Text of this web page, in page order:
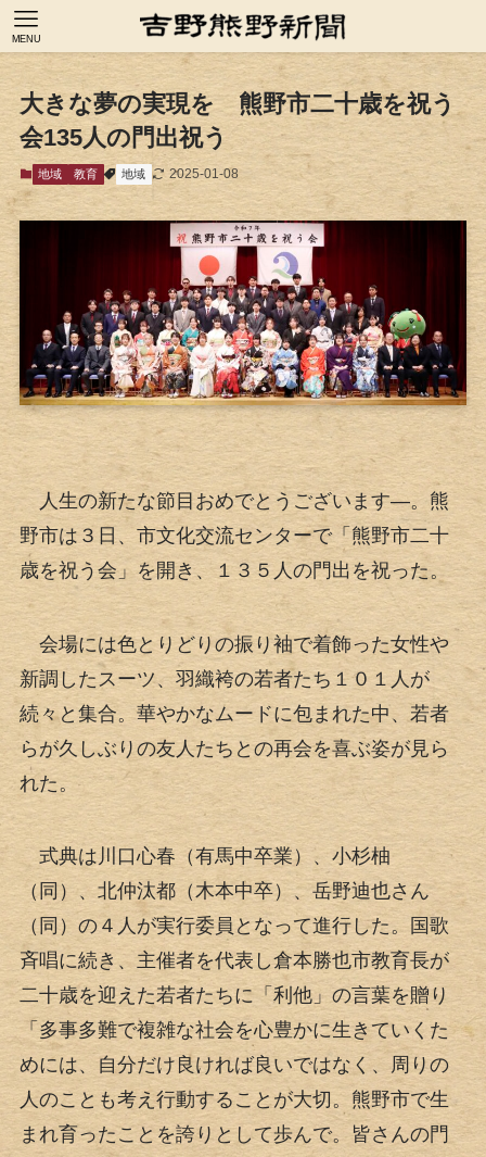
MENU
大きな夢の実現を 熊野市二十歳を祝う
会135人の門出祝う
地域 教育 地域 2025-01-08
人生の新たな節目おめでとうございます―。熊
野市は３日、市文化交流センターで「熊野市二十
歳を祝う会」を開き、１３５人の門出を祝った。
会場には色とりどりの振り袖で着飾った女性や
新調したスーツ、羽織袴の若者たち１０１人が
続々と集合。華やかなムードに包まれた中、若者
らが久しぶりの友人たちとの再会を喜ぶ姿が見ら
れた。
式典は川口心春（有馬中卒業）、小杉柚
（同）、北仲汰都（木本中卒）、岳野迪也さん
（同）の４人が実行委員となって進行した。国歌
斉唱に続き、主催者を代表し倉本勝也市教育長が
二十歳を迎えた若者たちに「利他」の言葉を贈り
「多事多難で複雑な社会を心豊かに生きていくた
めには、自分だけ良ければ良いではなく、周りの
人のことも考え行動することが大切。熊野市で生
まれ育ったことを誇りとして歩んで。皆さんの門